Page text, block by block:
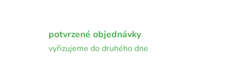
potvrzené objednávky
vyřizujeme do druhého dne